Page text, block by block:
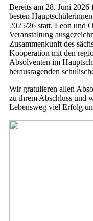
Bereits am 28. Juni
besten
2025/26 statt. Leon und
Veranstaltung
Zusammenkunft des
Kooperation mit den
Absolventen im
herausragenden
Wir gratulieren allen
zu ihrem Abschluss und
Lebensweg viel Erfolg